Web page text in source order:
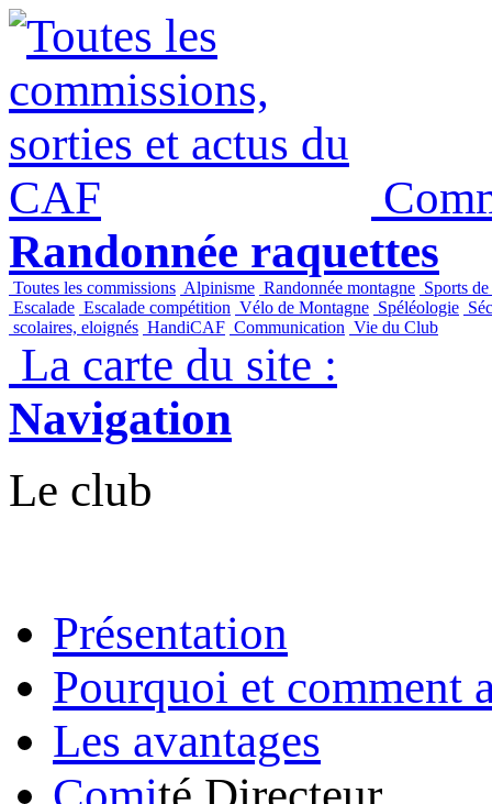
Randonnée raquettes
Toutes les commissions Alpinisme Randonnée montagne Sports
Escalade Escalade compétition Vélo de Montagne Spéléologie
scolaires, eloignés HandiCAF Communication Vie du Club
La carte du site :
Navigation
Le club
Présentation
Pourquoi et comment
Les avantages